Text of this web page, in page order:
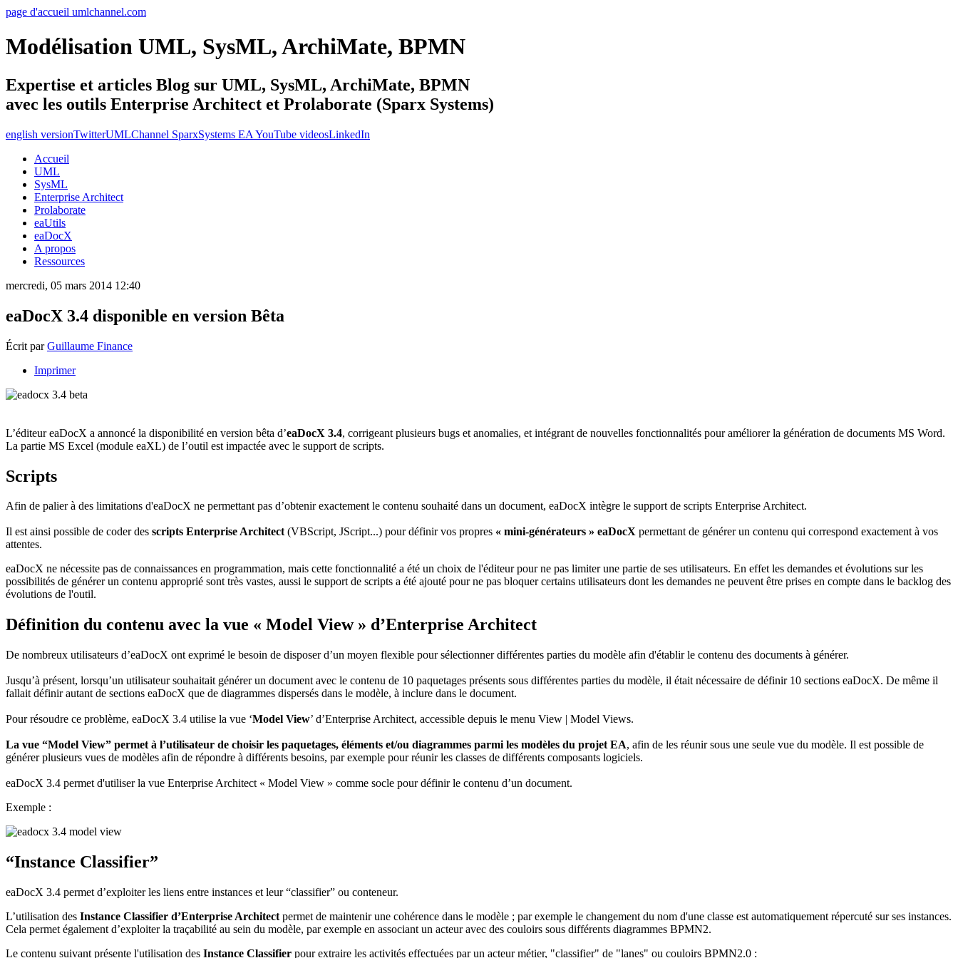
page d'accueil umlchannel.com
Modélisation UML, SysML, ArchiMate, BPMN
Expertise et articles Blog sur UML, SysML, ArchiMate, BPMN
avec les outils Enterprise Architect et Prolaborate (Sparx Systems)
english versionTwitterUMLChannel SparxSystems EA YouTube videosLinkedIn
Accueil
UML
SysML
Enterprise Architect
Prolaborate
eaUtils
eaDocX
A propos
Ressources
mercredi, 05 mars 2014 12:40
eaDocX 3.4 disponible en version Bêta
Écrit parGuillaume Finance
Imprimer
L’éditeur eaDocX a annoncé la disponibilité en version bêta d’eaDocX 3.4, corrigeant plusieurs bugs et anomalies, et intégrant de nouvelles fonctionnalités pour améliorer la génération de documents MS Word.
La partie MS Excel (module eaXL) de l’outil est impactée avec le support de scripts.
Scripts
Afin de palier à des limitations d'eaDocX ne permettant pas d’obtenir exactement le contenu souhaité dans un document, eaDocX intègre le support de scripts Enterprise Architect.
Il est ainsi possible de coder des scripts Enterprise Architect(VBScript, JScript...) pour définir vos propres « mini-générateurs » eaDocX permettant de générer un contenu qui correspond exactement à vos
attentes.
eaDocX ne nécessite pas de connaissances en programmation, mais cette fonctionnalité a été un choix de l'éditeur pour ne pas limiter une partie de ses utilisateurs. En effet les demandes et évolutions sur les
possibilités de générer un contenu approprié sont très vastes, aussi le support de scripts a été ajouté pour ne pas bloquer certains utilisateurs dont les demandes ne peuvent être prises en compte dans le backlog des
évolutions de l'outil.
Définition du contenu avec la vue « Model View » d’Enterprise Architect
De nombreux utilisateurs d’eaDocX ont exprimé le besoin de disposer d’un moyen flexible pour sélectionner différentes parties du modèle afin d'établir le contenu des documents à générer.
Jusqu’à présent, lorsqu’un utilisateur souhaitait générer un document avec le contenu de 10 paquetages présents sous différentes parties du modèle, il était nécessaire de définir 10 sections eaDocX. De même il
fallait définir autant de sections eaDocX que de diagrammes dispersés dans le modèle, à inclure dans le document.
Pour résoudre ce problème, eaDocX 3.4 utilise la vue ‘Model View’ d’Enterprise Architect, accessible depuis le menu View | Model Views.
La vue “Model View” permet à l’utilisateur de choisir les paquetages, éléments et/ou diagrammes parmi les modèles du projet EA, afin de les réunir sous une seule vue du modèle. Il est possible de
générer plusieurs vues de modèles afin de répondre à différents besoins, par exemple pour réunir les classes de différents composants logiciels.
eaDocX 3.4 permet d'utiliser la vue Enterprise Architect « Model View » comme socle pour définir le contenu d’un document.
Exemple :
“Instance Classifier”
eaDocX 3.4 permet d’exploiter les liens entre instances et leur “classifier” ou conteneur.
L’utilisation des Instance Classifier d’Enterprise Architect permet de maintenir une cohérence dans le modèle ; par exemple le changement du nom d'une classe est automatiquement répercuté sur ses instances.
Cela permet également d’exploiter la traçabilité au sein du modèle, par exemple en associant un acteur avec des couloirs sous différents diagrammes BPMN2.
Le contenu suivant présente l'utilisation des Instance Classifier pour extraire les activités effectuées par un acteur métier, "classifier" de "lanes" ou couloirs BPMN2.0 :